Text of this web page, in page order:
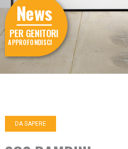
News
PER GENITORI
APPROFONDISCI
DA SAPERE